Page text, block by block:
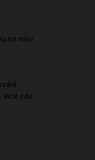
na míru
Více zde